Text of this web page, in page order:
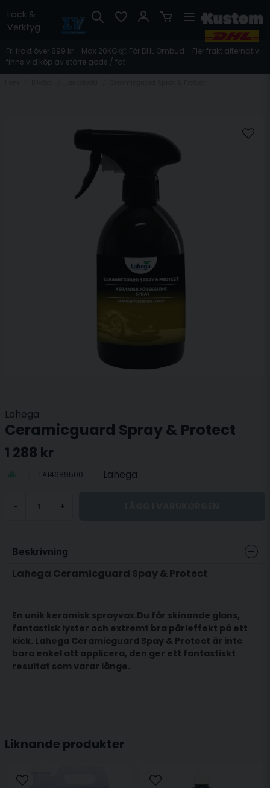
Lack &
Verktyg
Fri frakt över 899 kr - Max 20KG 📦 För DHL Ombud - Fler frakt alternativ
finns vid köp av större gods / fat
Lahega
Ceramicguard Spray & Protect
1 288 kr
LA14689500 Lahega
- +
Beskrivning
Lahega Ceramicguard Spay & Protect
En unik keramisk sprayvax.Du får skinande glans,
fantastisk lyster och extremt bra pärleffekt på ett
kick. Lahega Ceramicguard Spay & Protect är inte
bara enkel att applicera, den ger ett fantastiskt
resultat som varar länge.
Liknande produkter